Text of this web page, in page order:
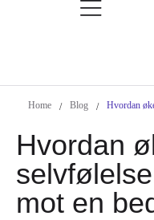
Home / Blog /
Hvordan
mot en